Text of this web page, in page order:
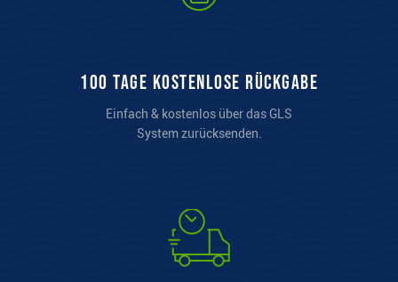
100 Tage kostenlose Rückgabe
Einfach & kostenlos über das GLS
System zurücksenden.